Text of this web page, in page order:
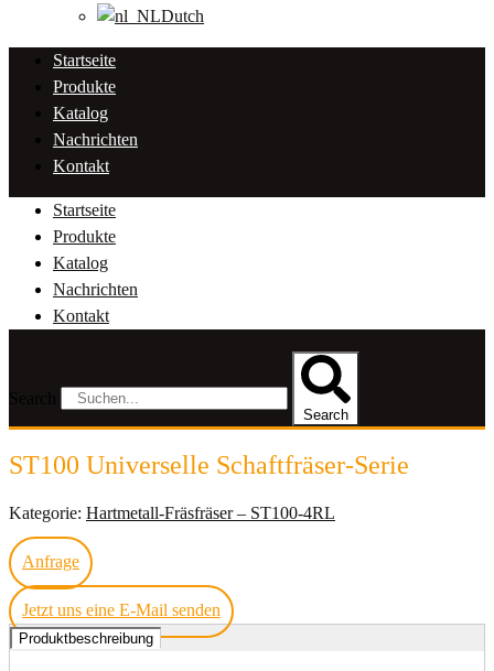
Dutch
Startseite
Produkte
Katalog
Nachrichten
Kontakt
Startseite
Produkte
Katalog
Nachrichten
Kontakt
Search
ST100 Universelle Schaftfräser-Serie
Kategorie: Hartmetall-Fräsfräser – ST100-4RL
Anfrage
Jetzt uns eine E-Mail senden
Produktbeschreibung